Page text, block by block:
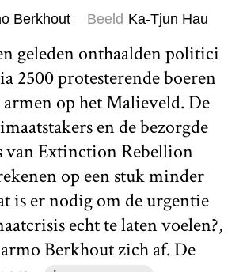
Berkhout Beeld Ka-Tjun Hau
geleden onthaalden politici
2500 protesterende boeren
op het Malieveld. De
en de bezorgde
van Extinction Rebellion
op een stuk minder
is er nodig om de urgentie
echt te laten voelen?,
Berkhout zich af. De